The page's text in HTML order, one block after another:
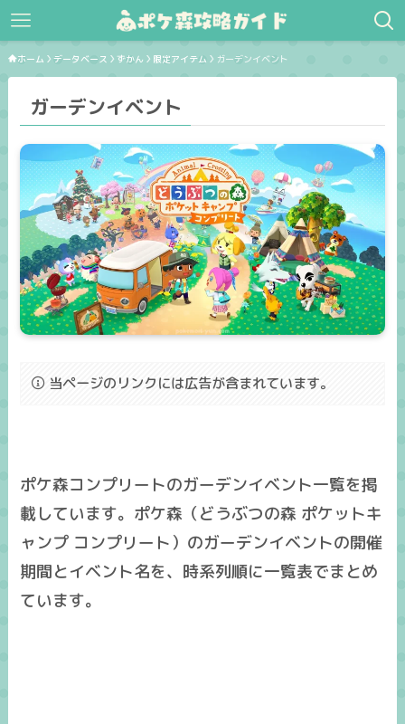
ホーム データベース ずかん 限定アイテム ガーデンイベント
ガーデンイベント
当ページのリンクには広告が含まれています。
ポケ森コンプリートのガーデンイベント一覧を掲
載しています。ポケ森（どうぶつの森 ポケットキ
ャンプ コンプリート）のガーデンイベントの開催
期間とイベント名を、時系列順に一覧表でまとめ
ています。